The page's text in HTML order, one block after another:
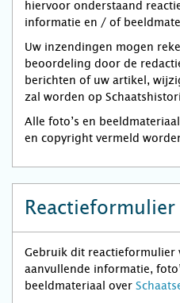
hiervoor onderstaand
informatie en / of
Uw inzendingen mogen
beoordeling door de
berichten of uw artikel,
zal worden op
Alle foto’s en
en copyright vermeld
Reactieformulier
Gebruik dit reactieformulier
aanvullende informatie,
beeldmateriaal over